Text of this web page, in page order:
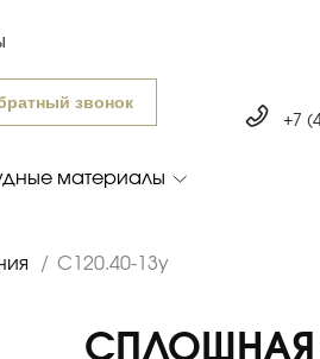
звонок
+7
материалы
/ С120.40-13у
СПЛОШНАЯ